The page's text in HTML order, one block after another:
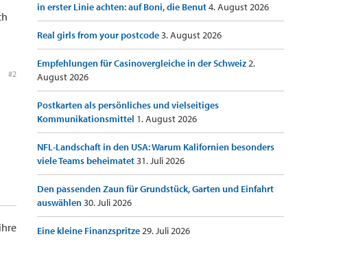
#2
in erster Linie achten: auf Boni, die Benut4. August 2026
Real girls from your postcode3. August 2026
Empfehlungen für Casinovergleiche in der Schweiz2.
August 2026
Postkarten als persönliches und vielseitiges
Kommunikationsmittel 1. August 2026
NFL-Landschaft in den USA: Warum Kalifornien besonders
viele Teams beheimatet31. Juli 2026
Den passenden Zaun für Grundstück, Garten und Einfahrt
auswählen30. Juli 2026
Eine kleine Finanzspritze29. Juli 2026